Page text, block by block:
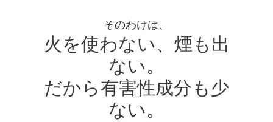
そのわけは、
火を使わない、煙も出
ない。
だから有害性成分も少
ない。